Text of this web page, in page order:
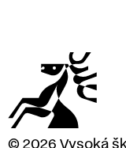
í
© 2026 Vysoká